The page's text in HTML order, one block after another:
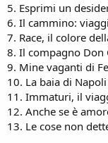
5. Esprimi un
6. Il cammino:
7. Race, il colore
8. Il compagno Don
9. Mine vaganti di
10. La baia di
11. Immaturi, il
12. Anche se è
13. Le cose non